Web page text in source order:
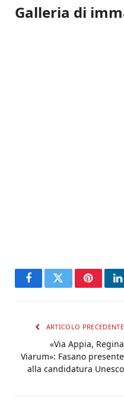
Galleria di
FacebookTwitter
ARTICOLO PRECEDENTE
«Via Appia, Regina
Viarum»: Fasano presente
alla candidatura Unesco